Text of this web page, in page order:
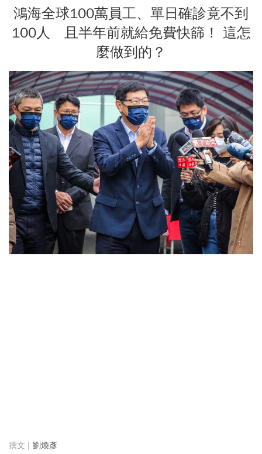
鴻海全球100萬員工、單日確診竟不到
100人 且半年前就給免費快篩！ 這怎
麼做到的？
劉煥彥